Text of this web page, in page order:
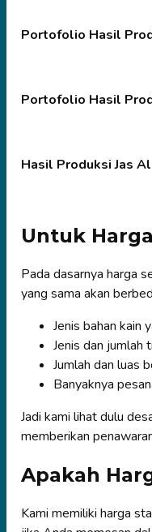
Portofolio Hasil
Portofolio Hasil
Hasil Produksi Jas
Untuk
Pada dasarnya harga
yang sama akan
Jenis bahan kain
Jenis dan jumlah
Jumlah dan luas
Banyaknya
Jadi kami lihat dulu
memberikan
Apakah
Kami memiliki harga